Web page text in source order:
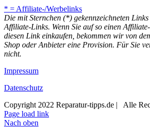
* = Affiliate-/Werbelinks
Die mit Sternchen (*) gekennzeichneten
Affiliate-Links. Wenn Sie auf so einen
diesen Link einkaufen, bekommen wir von
Shop oder Anbieter eine Provision. Für Sie
nicht.
Impressum
Datenschutz
Copyright 2022 Reparatur-tipps.de | Alle
Page load link
Nach oben